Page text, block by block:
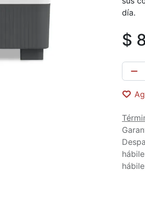
día.
$